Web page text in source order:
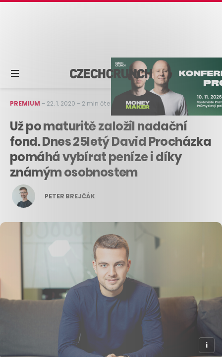
PREMIUM – 22. 1. 2020 – 2 min čtení
Už po maturitě založil nadační
fond. Dnes 25letý David Procházka
pomáhá vybírat peníze i díky
známým osobnostem
PETER BREJČÁK